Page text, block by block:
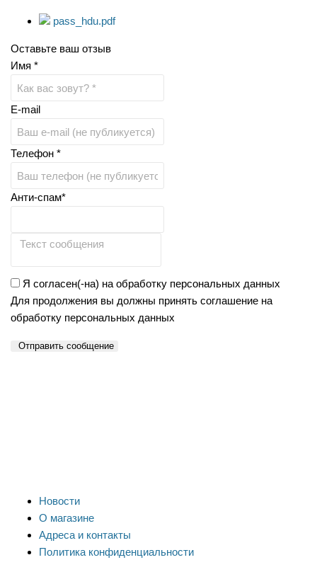
pass_hdu.pdf
Оставьте ваш отзыв
Имя *
E-mail
Телефон *
Анти-спам*
Я согласен(-на) на обработку персональных данных
Для продолжения вы должны принять соглашение на
обработку персональных данных
Отправить сообщение
Новости
О магазине
Адреса и контакты
Политика конфиденциальности